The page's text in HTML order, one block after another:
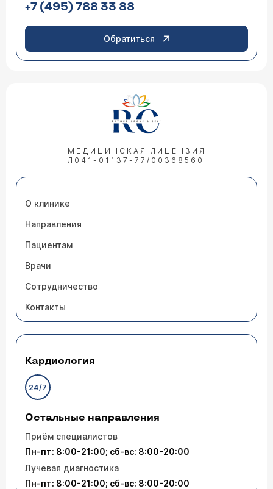
+7 (495) 788 33 88
Обратиться
МЕДИЦИНСКАЯ ЛИЦЕНЗИЯ
Л041-01137-77/00368560
О клинике
Направления
Пациентам
Врачи
Сотрудничество
Контакты
Кардиология
24/7
Остальные направления
Приём специалистов
Пн-пт: 8:00-21:00; сб-вс: 8:00-20:00
Лучевая диагностика
Пн-пт: 8:00-21:00; сб-вс: 8:00-20:00